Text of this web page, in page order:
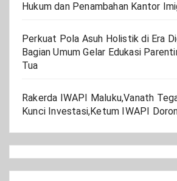
Hukum dan Penambahan Kantor
Perkuat Pola Asuh Holistik di Era
Bagian Umum Gelar Edukasi
Tua
Rakerda IWAPI Maluku,Vanath
Kunci Investasi,Ketum IWAPI